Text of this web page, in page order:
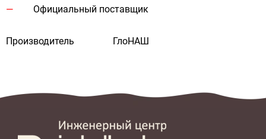
Официальный поставщик
Производитель ГлоНАШ